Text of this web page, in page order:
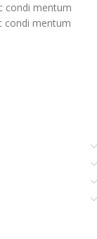
condi mentum
condi mentum